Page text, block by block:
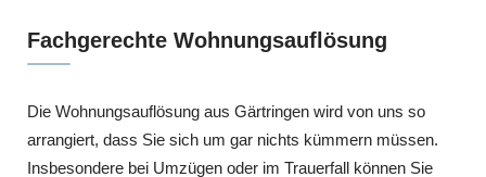
Fachgerechte Wohnungsauflösung
Die Wohnungsauflösung aus Gärtringen wird von uns so
arrangiert, dass Sie sich um gar nichts kümmern müssen.
Insbesondere bei Umzügen oder im Trauerfall können Sie